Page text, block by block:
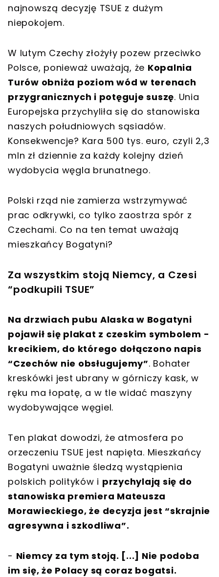
najnowszą decyzję TSUE z dużym
niepokojem.
W lutym Czechy złożyły pozew przeciwko
Polsce, ponieważ uważają, że Kopalnia
Turów obniża poziom wód w terenach
przygranicznych i potęguje suszę. Unia
Europejska przychyliła się do stanowiska
naszych południowych sąsiadów.
Konsekwencje? Kara 500 tys. euro, czyli 2,3
mln zł dziennie za każdy kolejny dzień
wydobycia węgla brunatnego.
Polski rząd nie zamierza wstrzymywać
prac odkrywki, co tylko zaostrza spór z
Czechami. Co na ten temat uważają
mieszkańcy Bogatyni?
Za wszystkim stoją Niemcy, a Czesi
“podkupili TSUE”
Na drzwiach pubu Alaska w Bogatyni
pojawił się plakat z czeskim symbolem -
krecikiem, do którego dołączono napis
“Czechów nie obsługujemy”. Bohater
kreskówki jest ubrany w górniczy kask, w
ręku ma łopatę, a w tle widać maszyny
wydobywające węgiel.
Ten plakat dowodzi, że atmosfera po
orzeczeniu TSUE jest napięta. Mieszkańcy
Bogatyni uważnie śledzą wystąpienia
polskich polityków i przychylają się do
stanowiska premiera Mateusza
Morawieckiego, że decyzja jest “skrajnie
agresywna i szkodliwa”.
- Niemcy za tym stoją. [...] Nie podoba
im się, że Polacy są coraz bogatsi.